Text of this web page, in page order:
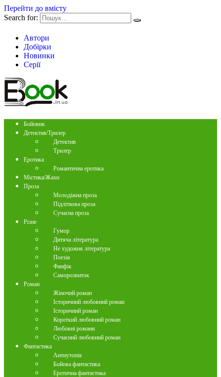
Перейти до вмісту
Search for:
Автори
Добірки
Новинки
Серії
Бойовик
Детектив/Трилер
Детектив
Трилер
Еротика
Романтична еротика
Містика/Жахи
Проза
Молодіжна проза
Підліткова проза
Сучасна проза
Різне
Гумор
Дитяча література
Не художня література
Поезія
Фанфік
Саморозвиток
Роман
Жіночий роман
Історичний любовний роман
Історичний роман
Короткий любовний роман
Любовні романи
Сучасний любовний роман
Фантастика
Антиутопія
Бойова фантастика
Еротична фантастика